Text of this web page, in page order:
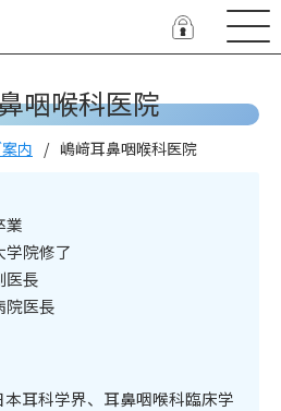
咽喉科医院
内 嶋﨑耳鼻咽喉科医院
業
学院修了
医長
院医長
耳科学界、耳鼻咽喉科臨床学